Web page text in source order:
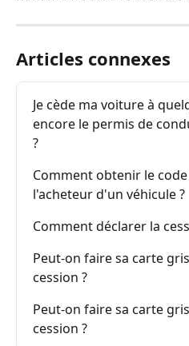
Articles connexes
Je cède ma voiture à
encore le permis de
?
Comment obtenir le
l'acheteur d'un véhicule ?
Comment déclarer la
Peut-on faire sa carte
cession ?
Peut-on faire sa carte
cession ?